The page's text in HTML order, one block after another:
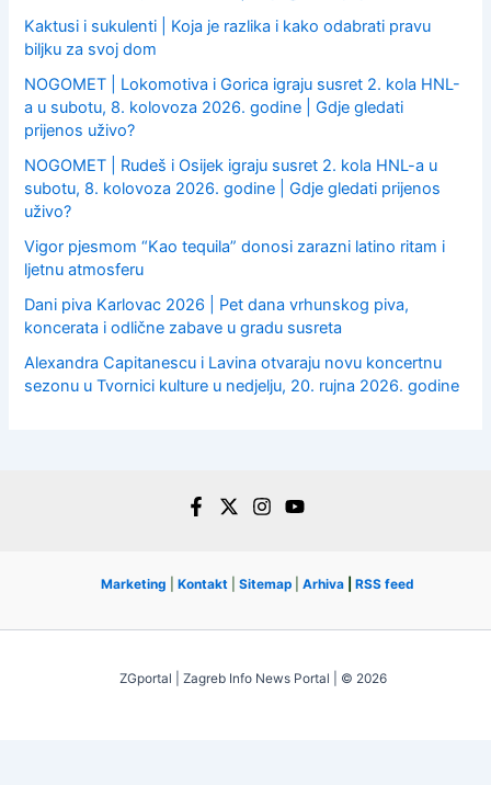
Kaktusi i sukulenti | Koja je razlika i kako odabrati pravu
biljku za svoj dom
NOGOMET | Lokomotiva i Gorica igraju susret 2. kola HNL-
a u subotu, 8. kolovoza 2026. godine | Gdje gledati
prijenos uživo?
NOGOMET | Rudeš i Osijek igraju susret 2. kola HNL-a u
subotu, 8. kolovoza 2026. godine | Gdje gledati prijenos
uživo?
Vigor pjesmom “Kao tequila” donosi zarazni latino ritam i
ljetnu atmosferu
Dani piva Karlovac 2026 | Pet dana vrhunskog piva,
koncerata i odlične zabave u gradu susreta
Alexandra Capitanescu i Lavina otvaraju novu koncertnu
sezonu u Tvornici kulture u nedjelju, 20. rujna 2026. godine
Marketing Kontakt Sitemap Arhiva RSS feed
ZGportal | Zagreb Info News Portal | © 2026